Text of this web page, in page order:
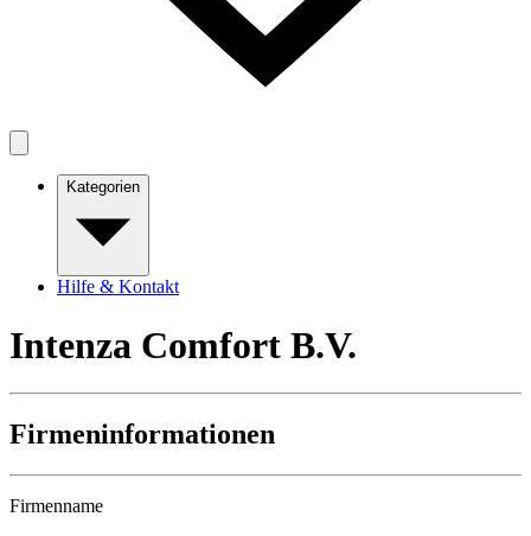
Kategorien
Hilfe & Kontakt
Intenza Comfort B.V.
Firmeninformationen
Firmenname